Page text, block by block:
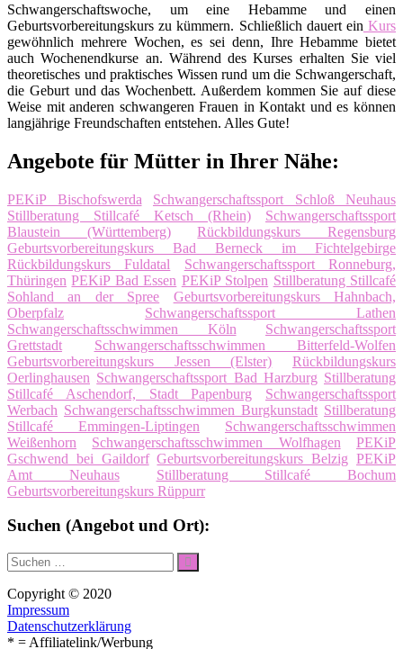
Schwangerschaftswoche, um eine Hebamme und einen
Geburtsvorbereitungskurs zu kümmern. Schließlich dauert ein Kurs
gewöhnlich mehrere Wochen, es sei denn, Ihre Hebamme bietet
auch Wochenendkurse an. Während des Kurses erhalten Sie viel
theoretisches und praktisches Wissen rund um die Schwangerschaft,
die Geburt und das Wochenbett. Außerdem kommen Sie auf diese
Weise mit anderen schwangeren Frauen in Kontakt und es können
langjährige Freundschaften entstehen. Alles Gute!
Angebote für Mütter in Ihrer Nähe:
PEKiP Bischofswerda
Schwangerschaftssport Schloß Neuhaus
Stillberatung Stillcafé Ketsch (Rhein)
Schwangerschaftssport
Blaustein (Württemberg)
Rückbildungskurs Regensburg
Geburtsvorbereitungskurs Bad Berneck im Fichtelgebirge
Rückbildungskurs Fuldatal
Schwangerschaftssport Ronneburg,
Thüringen PEKiP Bad Essen PEKiP Stolpen Stillberatung Stillcafé
Sohland an der Spree
Geburtsvorbereitungskurs Hahnbach,
Oberpfalz
Schwangerschaftssport Lathen
Schwangerschaftsschwimmen Köln
Schwangerschaftssport
Grettstadt
Schwangerschaftsschwimmen Bitterfeld-Wolfen
Geburtsvorbereitungskurs Jessen (Elster)
Rückbildungskurs
Oerlinghausen Schwangerschaftssport Bad Harzburg Stillberatung
Stillcafé Aschendorf, Stadt Papenburg
Schwangerschaftssport
Werbach Schwangerschaftsschwimmen Burgkunstadt Stillberatung
Stillcafé Emmingen-Liptingen
Schwangerschaftsschwimmen
Weißenhorn
Schwangerschaftsschwimmen Wolfhagen
PEKiP
Gschwend bei Gaildorf Geburtsvorbereitungskurs Belzig PEKiP
Amt Neuhaus
Stillberatung Stillcafé Bochum
Geburtsvorbereitungskurs Rüppurr
Suchen (Angebot und Ort):
Suche
nach:
Suchen
Copyright © 2020
Impressum
Datenschutzerklärung
* = Affiliatelink/Werbung